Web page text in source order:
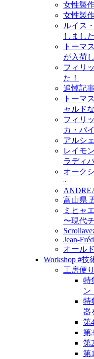
女性製
女性製
ルイス
しました
トーマ
が入荷
フィリ
た！
追悼記
トーマ
ャルド
フィリ
カ・バ
アルシ
レイモ
ラディ
オーク
~
富山県
ミヒャ
〜現代
Jean-
オール
Workshop #技
工房便り
特
ン
特
器
第
第
第
第